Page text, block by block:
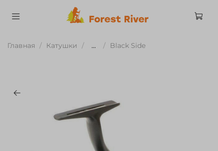
Главная Катушки ... Black Side